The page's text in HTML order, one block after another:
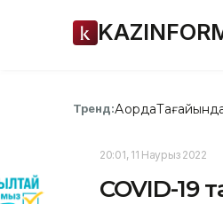
Тренд:Ақорда
20:01, 11 Наурыз 2022
COVID-19